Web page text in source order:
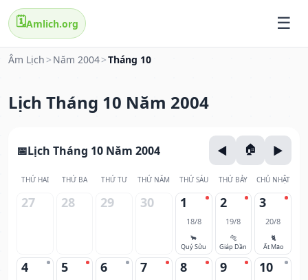
🗓️Amlich.org
Âm Lịch > Năm 2004>Tháng 10
Lịch Tháng 10 Năm 2004
Lịch Tháng 10 Năm 2004
THỨ HAI THỨ BA THỨ TƯ THỨ NĂM THỨ SÁU THỨ BẢY CHỦ NHẬT
27 28 29 30 1
18/8
🐂
Quý Sửu
2
19/8
🐅
Giáp Dần
3
20/8
🐈
Ất Mão
4 5 6 7 8 9 10